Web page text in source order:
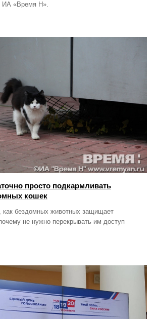
ИА «Время Н».
просто подкармливать
кошек
как бездомных животных защищает
не нужно перекрывать им доступ